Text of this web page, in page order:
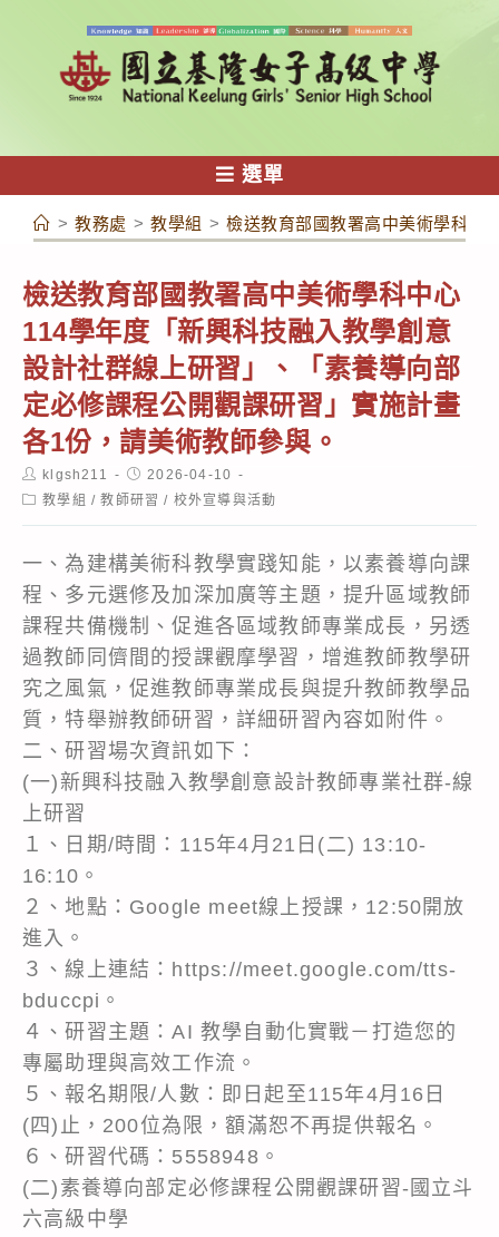
容
選單
> 教務處 > 教學組 > 檢送教育部國教署高中美術學科中
檢送教育部國教署高中美術學科中心
114學年度「新興科技融入教學創意
設計社群線上研習」、「素養導向部
定必修課程公開觀課研習」實施計畫
各1份，請美術教師參與。
Post
author:
klgsh211
Post
published:
2026-04-10
Post教學組 / 教師研習 / 校外宣導與活動
一、為建構美術科教學實踐知能，以素養導向課
程、多元選修及加深加廣等主題，提升區域教師
課程共備機制、促進各區域教師專業成長，另透
過教師同儕間的授課觀摩學習，增進教師教學研
究之風氣，促進教師專業成長與提升教師教學品
質，特舉辦教師研習，詳細研習內容如附件。
二、研習場次資訊如下：
(一)新興科技融入教學創意設計教師專業社群-線
上研習
１、日期/時間：115年4月21日(二) 13:10-
16:10。
２、地點：Google meet線上授課，12:50開放
進入。
３、線上連結：https://meet.google.com/tts-
bduccpi。
４、研習主題：AI 教學自動化實戰－打造您的
專屬助理與高效工作流。
５、報名期限/人數：即日起至115年4月16日
(四)止，200位為限，額滿恕不再提供報名。
６、研習代碼：5558948。
(二)素養導向部定必修課程公開觀課研習-國立斗
六高級中學